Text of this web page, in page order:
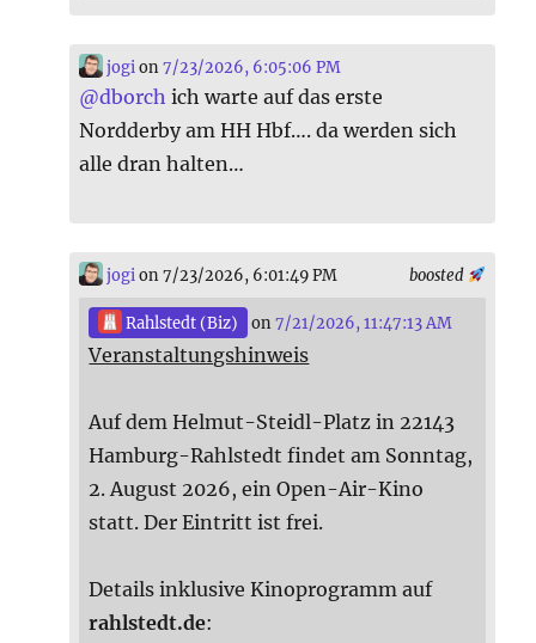
jogi on7/23/2026, 6:05:06 PM
@dborch ich warte auf das erste
Nordderby am HH Hbf…. da werden sich
alle dran halten…
boosted
jogi on 7/23/2026, 6:01:49 PM
Rahlstedt (Biz) on7/21/2026, 11:47:13 AM
Veranstaltungshinweis
Auf dem Helmut-Steidl-Platz in 22143
Hamburg-Rahlstedt findet am Sonntag,
2. August 2026, ein Open-Air-Kino
statt. Der Eintritt ist frei.
Details inklusive Kinoprogramm auf
rahlstedt.de: